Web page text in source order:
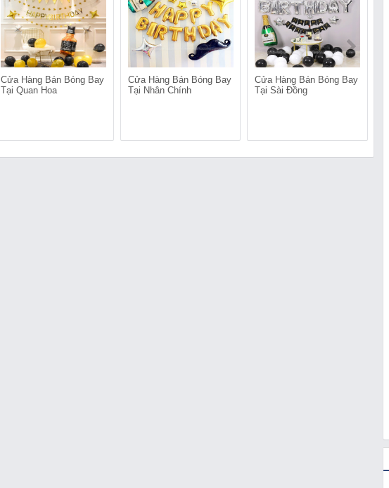
Cửa Hàng Bán Bóng Bay
Tại Quan Hoa
Cửa Hàng Bán Bóng Bay
Tại Nhân Chính
Cửa Hàng Bán Bóng Bay
Tại Sài Đồng